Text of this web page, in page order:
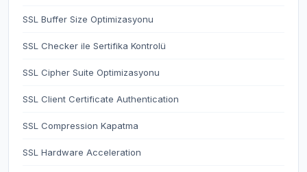
SSL Buffer Size Optimizasyonu
SSL Checker ile Sertifika Kontrolü
SSL Cipher Suite Optimizasyonu
SSL Client Certificate Authentication
SSL Compression Kapatma
SSL Hardware Acceleration